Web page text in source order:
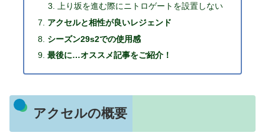
上り坂を進む際にニトロゲートを設置しない
アクセルと相性が良いレジェンド
シーズン29s2での使用感
最後に…オススメ記事をご紹介！
アクセルの概要